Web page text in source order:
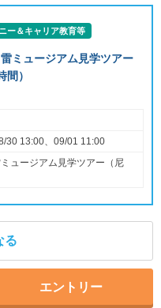
ー＆キャリア教育等
雷ミュージアム見学ツアー
間）
30 13:00、09/01 11:00
ミュージアム見学ツアー（尼
る
エントリー